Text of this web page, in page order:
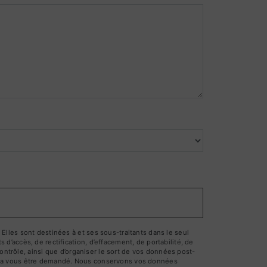
sont destinées à et ses sous-traitants dans le seul
de rectification, d’effacement, de portabilité, de
ainsi que d’organiser le sort de vos données post-
vous être demandé. Nous conservons vos données